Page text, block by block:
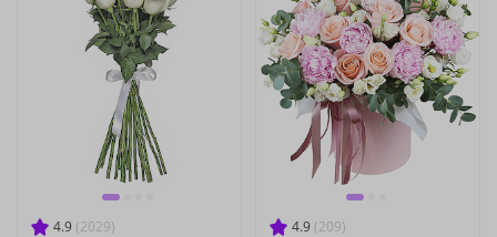
4.9 (2029) 4.9 (209)